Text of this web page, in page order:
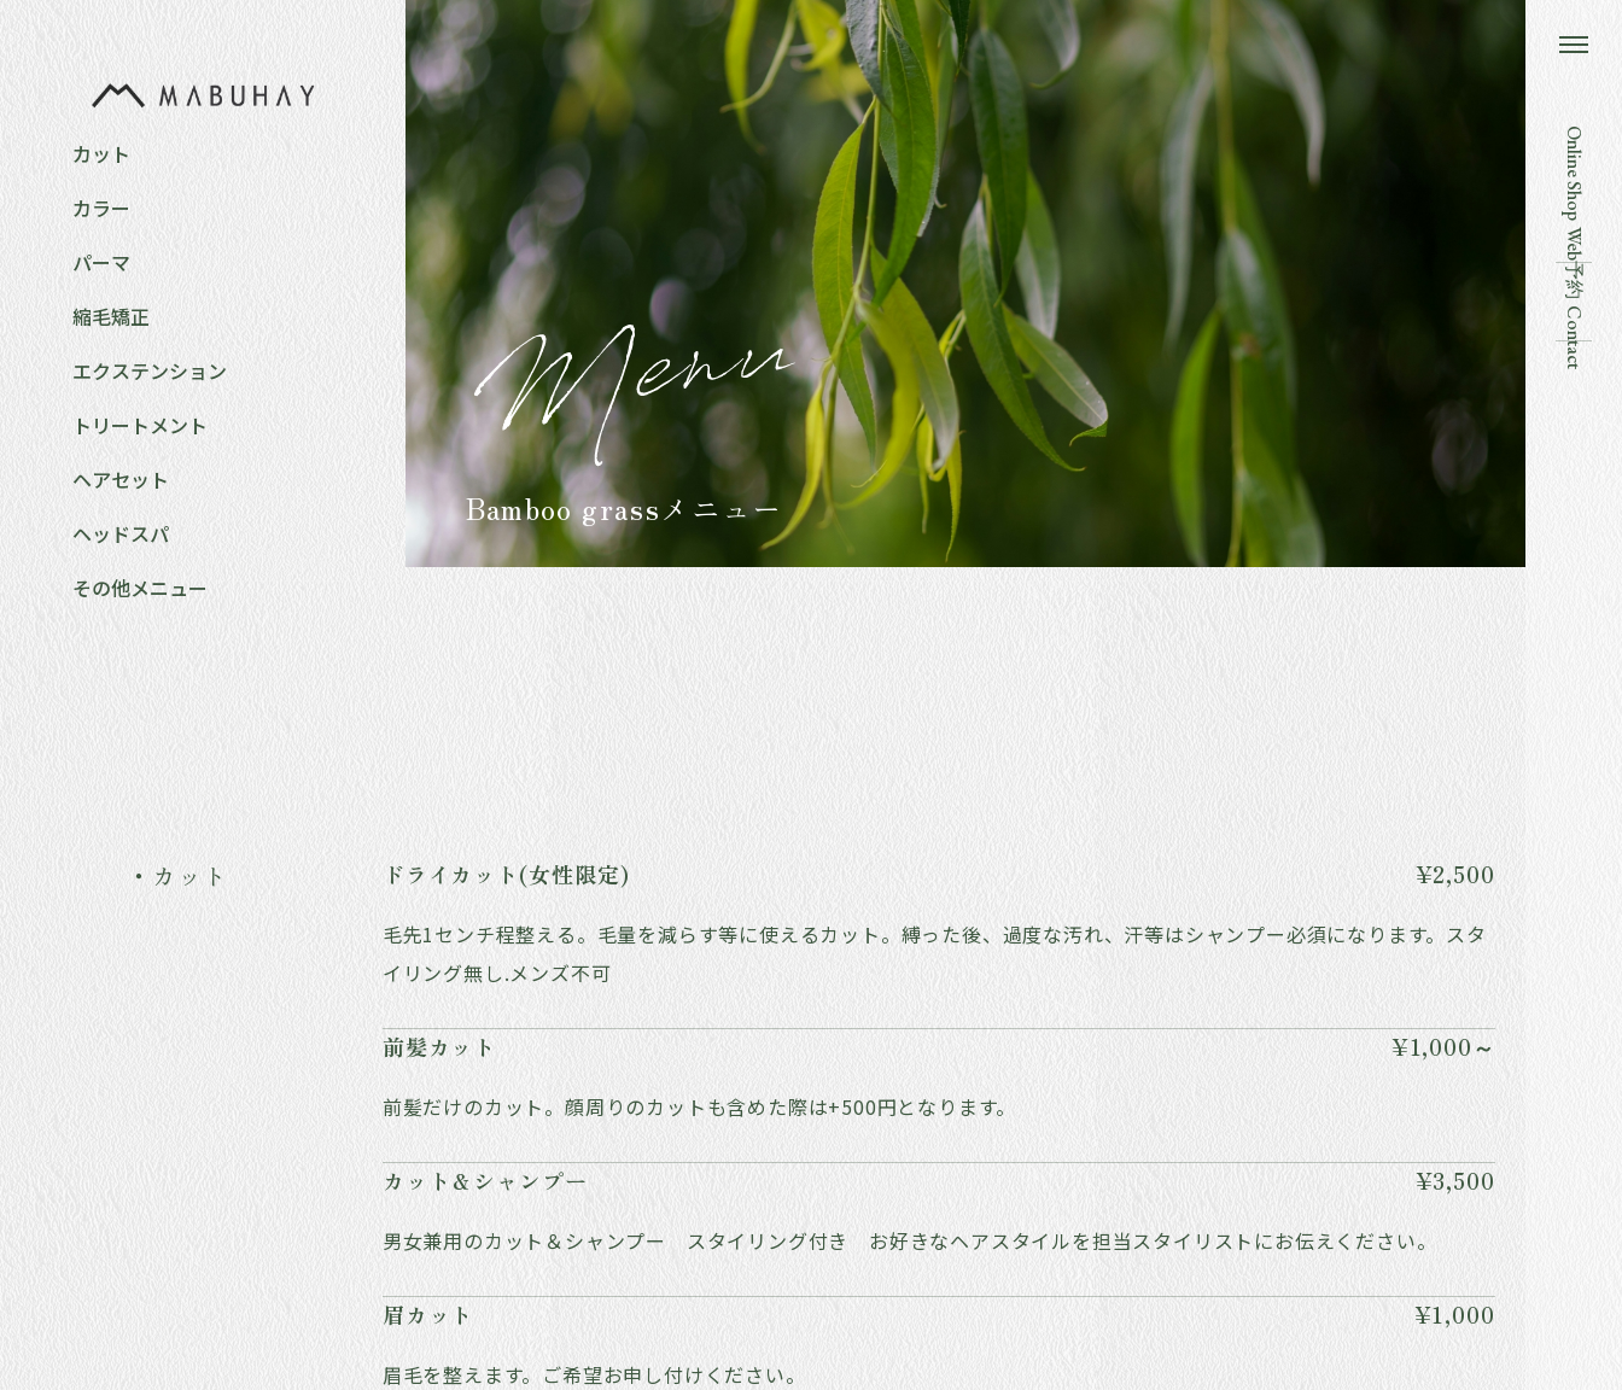
Online Shop
Web予約
Contact
カット
カラー
パーマ
縮毛矯正
エクステンション
トリートメント
ヘアセット
ヘッドスパ
その他メニュー
Bamboo grassメニュー
・カット ドライカット(女性限定) ¥2,500
毛先1センチ程整える。毛量を減らす等に使えるカット。縛った後、過度な汚れ、汗等はシャンプー必須になります。スタ
イリング無し.メンズ不可
前髪カット ¥1,000～
前髪だけのカット。顔周りのカットも含めた際は+500円となります。
カット＆シャンプー ¥3,500
男女兼用のカット＆シャンプー スタイリング付き お好きなヘアスタイルを担当スタイリストにお伝えください。
眉カット ¥1,000
眉毛を整えます。ご希望お申し付けください。